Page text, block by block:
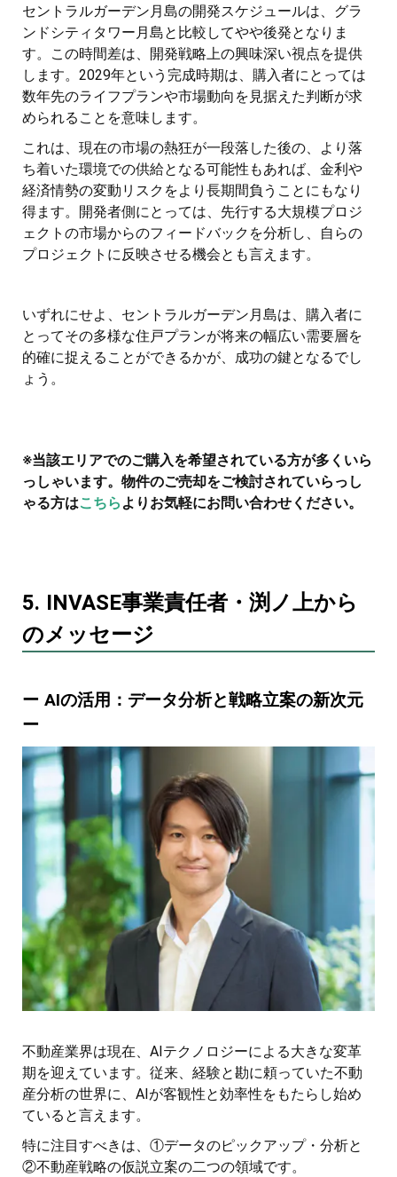
セントラルガーデン月島の開発スケジュールは、グラ
ンドシティタワー月島と比較してやや後発となりま
す。この時間差は、開発戦略上の興味深い視点を提供
します。2029年という完成時期は、購入者にとっては
数年先のライフプランや市場動向を見据えた判断が求
められることを意味します。
これは、現在の市場の熱狂が一段落した後の、より落
ち着いた環境での供給となる可能性もあれば、金利や
経済情勢の変動リスクをより長期間負うことにもなり
得ます。開発者側にとっては、先行する大規模プロジ
ェクトの市場からのフィードバックを分析し、自らの
プロジェクトに反映させる機会とも言えます。
いずれにせよ、セントラルガーデン月島は、購入者に
とってその多様な住戸プランが将来の幅広い需要層を
的確に捉えることができるかが、成功の鍵となるでし
ょう。
※当該エリアでのご購入を希望されている方が多くいら
っしゃいます。物件のご売却をご検討されていらっし
ゃる方はこちら よりお気軽にお問い合わせください。
5. INVASE事業責任者・渕ノ上から
のメッセージ
ー AIの活用：データ分析と戦略立案の新次元
ー
不動産業界は現在、AIテクノロジーによる大きな変革
期を迎えています。従来、経験と勘に頼っていた不動
産分析の世界に、AIが客観性と効率性をもたらし始め
ていると言えます。
特に注目すべきは、①データのピックアップ・分析と
②不動産戦略の仮説立案の二つの領域です。